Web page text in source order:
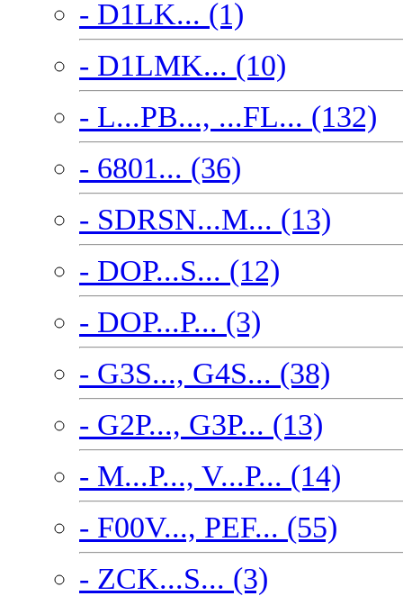
- D1LK... (1)
- D1LMK... (10)
- L...PB..., ...FL... (132)
- 6801... (36)
- SDRSN...M... (13)
- DOP...S... (12)
- DOP...P... (3)
- G3S..., G4S... (38)
- G2P..., G3P... (13)
- M...P..., V...P... (14)
- F00V..., PEF... (55)
- ZCK...S... (3)